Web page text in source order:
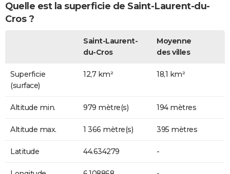
Quelle est la superficie de Saint-Laurent-du-
Cros ?
Saint-Laurent-
du-Cros
Moyenne
des villes
Superficie
(surface)
12,7 km² 18,1 km²
Altitude min. 979 mètre(s) 194 mètres
Altitude max. 1 366 mètre(s) 395 mètres
Latitude 44.634279 -